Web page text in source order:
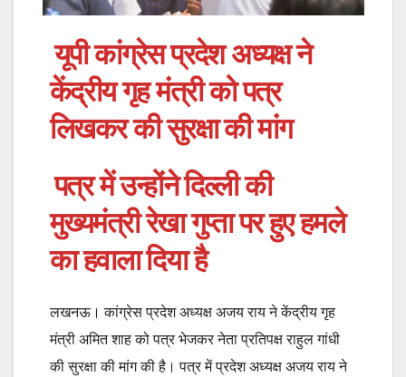
यूपी कांग्रेस प्रदेश अध्यक्ष ने
केंद्रीय गृह मंत्री को पत्र
लिखकर की सुरक्षा की मांग
पत्र में उन्होंने दिल्ली की
मुख्यमंत्री रेखा गुप्ता पर हुए हमले
का हवाला दिया है
लखनऊ। कांग्रेस प्रदेश अध्यक्ष अजय राय ने केंद्रीय गृह
मंत्री अमित शाह को पत्र भेजकर नेता प्रतिपक्ष राहुल गांधी
की सुरक्षा की मांग की है। पत्र में प्रदेश अध्यक्ष अजय राय ने